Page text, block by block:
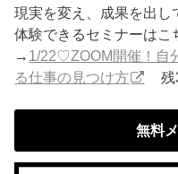
現実を変え、成果を出し
体験できるセミナーはこ
→ 1/22♡ZOOM開催！自
る仕事の見つけ方
残
無料